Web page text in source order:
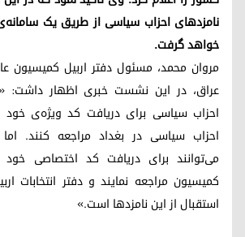
نامزدهای احزاب سیاسی از طریق یک
خواهد گرفت.
مروان محمد، مسئول دفتر اربیل کمیسیون
عراق، در این نشست خبری اظهار داشت: «در
احزاب سیاسی برای دریافت کد ویژه‌ی خود
احزاب سیاسی در بغداد مراجعه کنند.
می‌توانند برای دریافت کد اختصاصی خود
کمیسیون مراجعه نمایند و دفتر انتخابات
استقبال از این نامزدها است.»